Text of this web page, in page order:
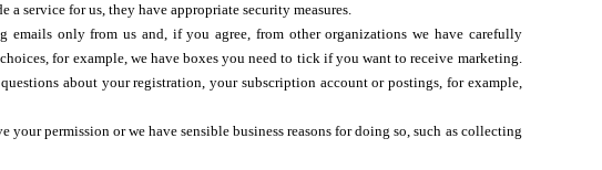
service for us, they have appropriate security measures.
emails only from us and, if you agree, from other organizations we have carefully
for example, we have boxes you need to tick if you want to receive marketing.
about your registration, your subscription account or postings, for example,
permission or we have sensible business reasons for doing so, such as collecting